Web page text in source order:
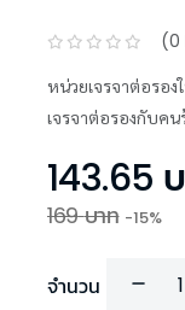
(0
หน่วยเจรจาต่อรอ
เจรจาต่อรองกับคน
143.65
169บาท -15%
จำนวน